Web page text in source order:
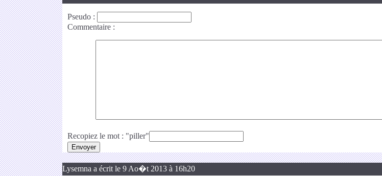
Pseudo :
Commentaire :
Recopiez le mot : "piller"
Lysemna a écrit le 9 Ao�t 2013 à 16h20